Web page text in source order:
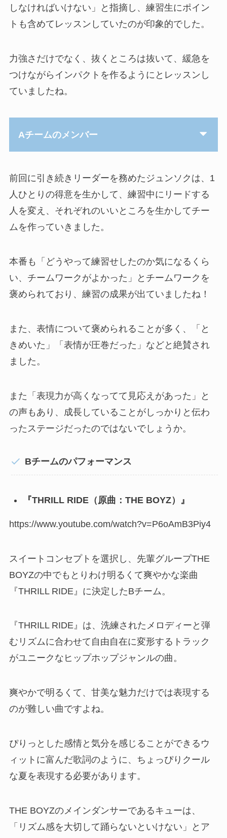
しなければいけない」と指摘し、練習生にポイン
トも含めてレッスンしていたのが印象的でした。
力強さだけでなく、抜くところは抜いて、緩急を
つけながらインパクトを作るようにとレッスンし
ていましたね。
Aチームのメンバー
前回に引き続きリーダーを務めたジュンソクは、1
人ひとりの得意を生かして、練習中にリードする
人を変え、それぞれのいいところを生かしてチー
ムを作っていきました。
本番も「どうやって練習せしたのか気になるくら
い、チームワークがよかった」とチームワークを
褒められており、練習の成果が出ていましたね！
また、表情について褒められることが多く、「と
きめいた」「表情が圧巻だった」などと絶賛され
ました。
また「表現力が高くなってて見応えがあった」と
の声もあり、成長していることがしっかりと伝わ
ったステージだったのではないでしょうか。
Bチームのパフォーマンス
『THRILL RIDE（原曲：THE BOYZ）』
https://www.youtube.com/watch?v=P6oAmB3Piy4
スイートコンセプトを選択し、先輩グループTHE
BOYZの中でもとりわけ明るくて爽やかな楽曲
『THRILL RIDE』に決定したBチーム。
『THRILL RIDE』は、洗練されたメロディーと弾
むリズムに合わせて自由自在に変形するトラック
がユニークなヒップホップジャンルの曲。
爽やかで明るくて、甘美な魅力だけでは表現する
のが難しい曲ですよね。
ぴりっとした感情と気分を感じることができるウ
ィットに富んだ歌詞のように、ちょっぴりクール
な夏を表現する必要があります。
THE BOYZのメインダンサーであるキューは、
「リズム感を大切して踊らないといけない」とア